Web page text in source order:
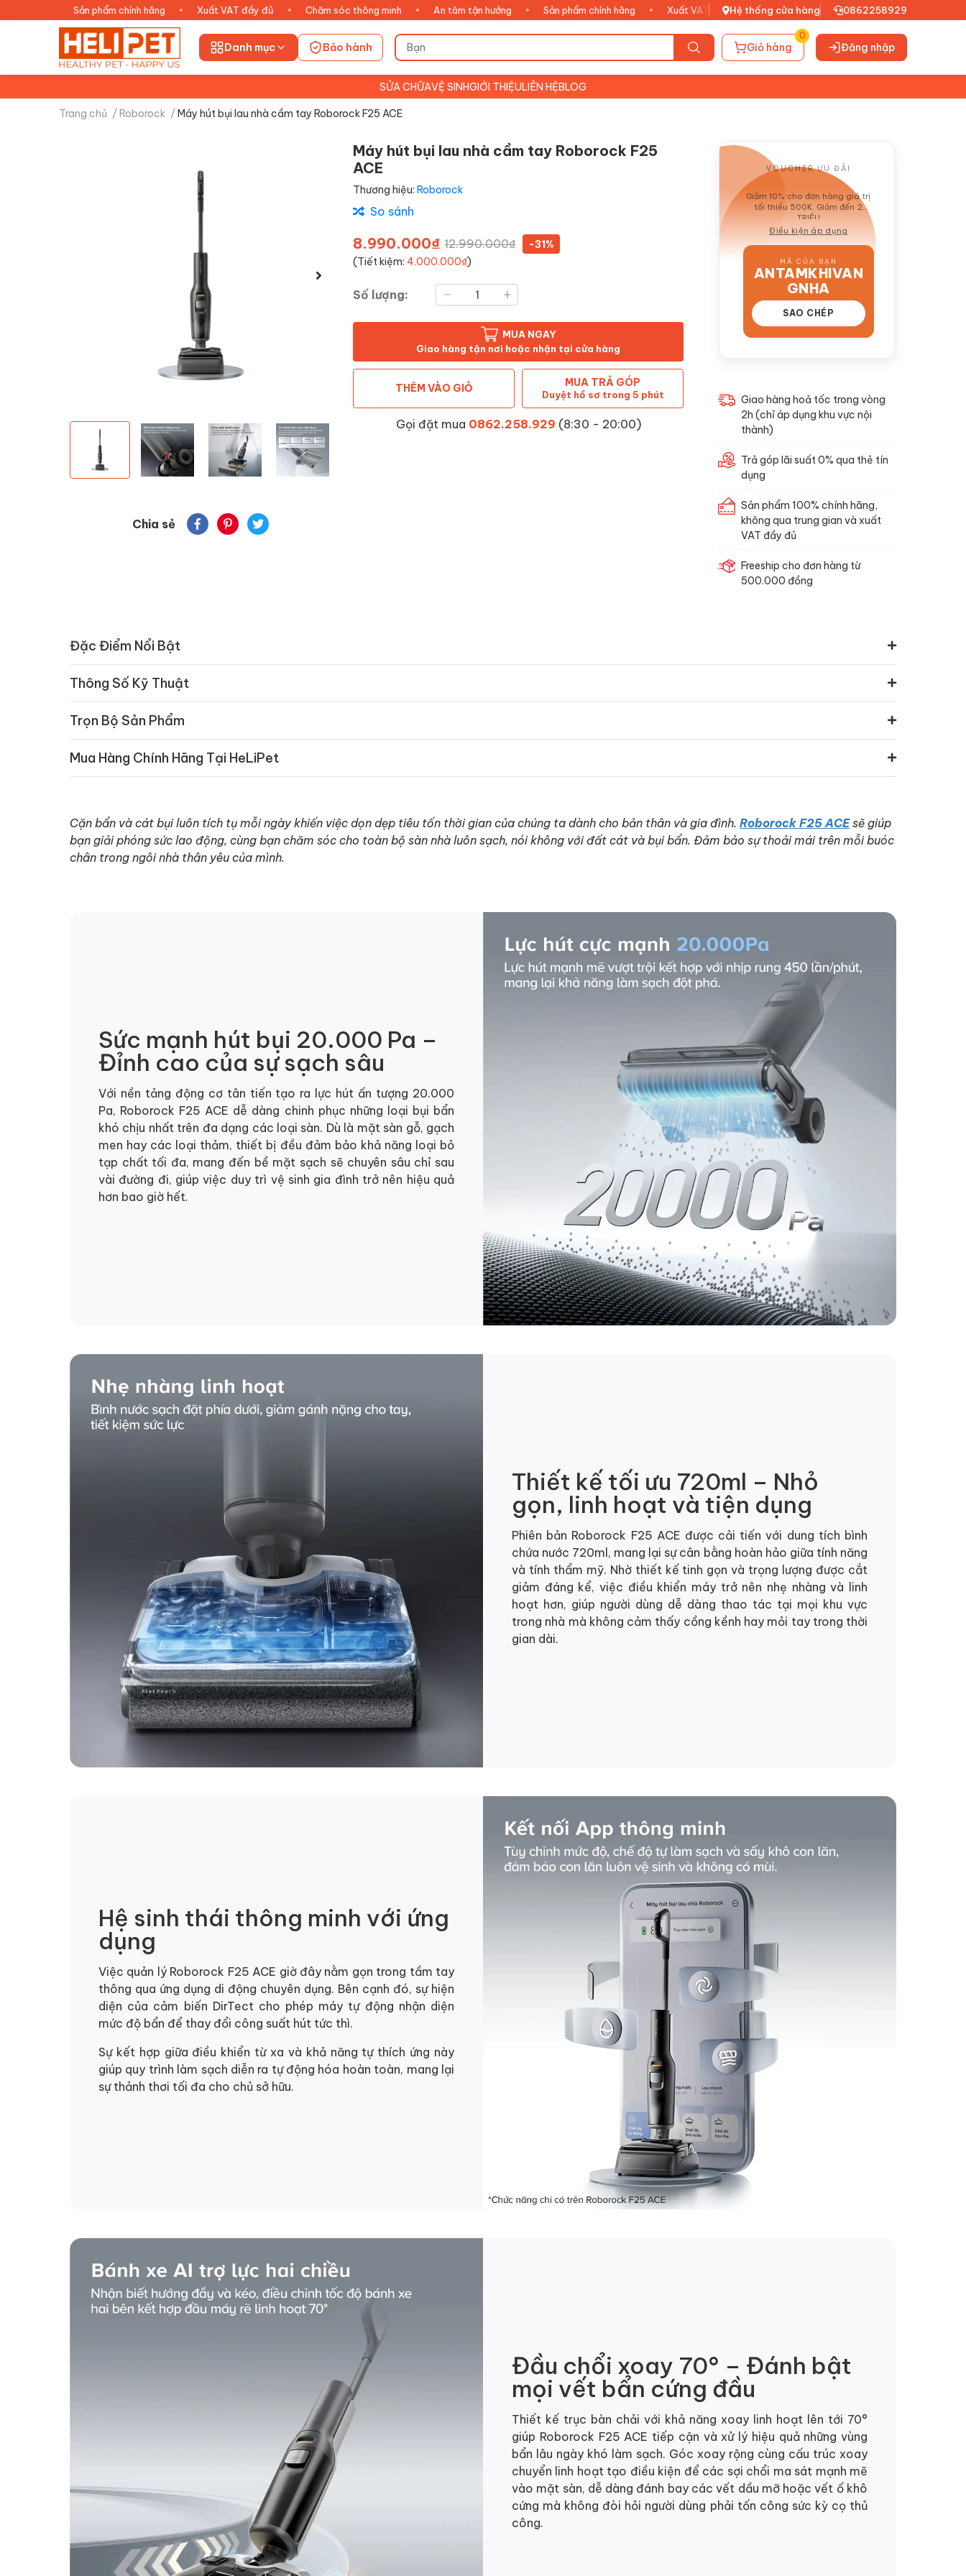
Sản phẩm chính hãng • Xuất VAT đầy đủ • Chăm sóc thông minh • An tâm tận hưởng • Sản phẩm chính hãng • Xuất VAT đầy đủ •Hệ thống cửa hàng 0862258929
Danh mục Bảo hành Giỏ hàng
0
Đăng nhập
SỬA CHỮAVỆ SINHGIỚI THIỆULIÊN HỆBLOG
Trang chủ /Roborock /Máy hút bụi lau nhà cầm tay Roborock F25 ACE
Chia sẻ
Máy hút bụi lau nhà cầm tay Roborock F25
ACE
Thương hiệu:Roborock
So sánh
8.990.000₫ 12.990.000₫
-31%
(Tiết kiệm:4.000.000₫)
Số lượng:
MUA NGAY
Giao hàng tận nơi hoặc nhận tại cửa hàng
THÊM VÀO GIỎ MUA TRẢ GÓP
Duyệt hồ sơ trong 5 phút
Gọi đặt mua 0862.258.929 (8:30 - 20:00)
VOUCHER ƯU ĐÃI
Giảm 10% cho đơn hàng giá trị
tối thiểu 500K. Giảm đến 2
TRIỆU
Điều kiện áp dụng
MÃ CỦA BẠN
ANTAMKHIVAN
GNHA
SAO CHÉP
Giao hàng hoả tốc trong vòng
2h (chỉ áp dụng khu vực nội
thành)
Trả góp lãi suất 0% qua thẻ tín
dụng
Sản phẩm 100% chính hãng,
không qua trung gian và xuất
VAT đầy đủ
Freeship cho đơn hàng từ
500.000 đồng
Đặc Điểm Nổi Bật
Thông Số Kỹ Thuật
Trọn Bộ Sản Phẩm
Mua Hàng Chính Hãng Tại HeLiPet
Cặn bẩn và cát bụi luôn tích tụ mỗi ngày khiến việc dọn dẹp tiêu tốn thời gian của chúng ta dành cho bản thân và gia đình. Roborock F25 ACEsẽ giúp
bạn giải phóng sức lao động, cùng bạn chăm sóc cho toàn bộ sàn nhà luôn sạch, nói không với đất cát và bụi bẩn. Đảm bảo sự thoải mái trên mỗi buóc
chân trong ngôi nhà thân yêu của mình.
Sức mạnh hút bụi 20.000 Pa –
Đỉnh cao của sự sạch sâu
Với nền tảng động cơ tân tiến tạo ra lực hút ấn tượng 20.000
Pa, Roborock F25 ACE dễ dàng chinh phục những loại bụi bẩn
khó chịu nhất trên đa dạng các loại sàn. Dù là mặt sàn gỗ, gạch
men hay các loại thảm, thiết bị đều đảm bảo khả năng loại bỏ
tạp chất tối đa, mang đến bề mặt sạch sẽ chuyên sâu chỉ sau
vài đường đi, giúp việc duy trì vệ sinh gia đình trở nên hiệu quả
hơn bao giờ hết.
Thiết kế tối ưu 720ml – Nhỏ
gọn, linh hoạt và tiện dụng
Phiên bản Roborock F25 ACE được cải tiến với dung tích bình
chứa nước 720ml, mang lại sự cân bằng hoàn hảo giữa tính năng
và tính thẩm mỹ. Nhờ thiết kế tinh gọn và trọng lượng được cắt
giảm đáng kể, việc điều khiển máy trở nên nhẹ nhàng và linh
hoạt hơn, giúp người dùng dễ dàng thao tác tại mọi khu vực
trong nhà mà không cảm thấy cồng kềnh hay mỏi tay trong thời
gian dài.
Hệ sinh thái thông minh với ứng
dụng
Việc quản lý Roborock F25 ACE giờ đây nằm gọn trong tầm tay
thông qua ứng dụng di động chuyên dụng. Bên cạnh đó, sự hiện
diện của cảm biến DirTect cho phép máy tự động nhận diện
mức độ bẩn để thay đổi công suất hút tức thì.
Sự kết hợp giữa điều khiển từ xa và khả năng tự thích ứng này
giúp quy trình làm sạch diễn ra tự động hóa hoàn toàn, mang lại
sự thảnh thơi tối đa cho chủ sở hữu.
Đầu chổi xoay 70° – Đánh bật
mọi vết bẩn cứng đầu
Thiết kế trục bàn chải với khả năng xoay linh hoạt lên tới 70°
giúp Roborock F25 ACE tiếp cận và xử lý hiệu quả những vùng
bẩn lâu ngày khó làm sạch. Góc xoay rộng cùng cấu trúc xoay
chuyển linh hoạt tạo điều kiện để các sợi chổi ma sát mạnh mẽ
vào mặt sàn, dễ dàng đánh bay các vết dầu mỡ hoặc vết ố khô
cứng mà không đòi hỏi người dùng phải tốn công sức kỳ cọ thủ
công.